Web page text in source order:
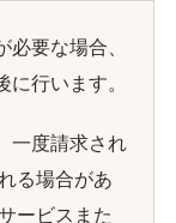
要な場合、
行います。
一度請求され
る場合があ
ービスまた